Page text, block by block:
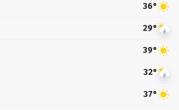
36°
29°
39°
32°
37°